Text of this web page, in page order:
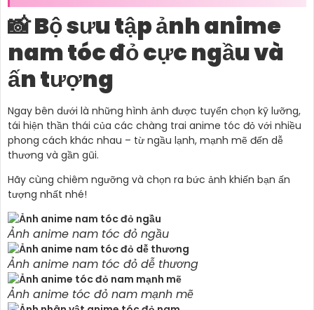
📸 Bộ sưu tập ảnh anime
nam tóc đỏ cực ngầu và
ấn tượng
Ngay bên dưới là những hình ảnh được tuyển chọn kỹ lưỡng,
tái hiện thần thái của các chàng trai anime tóc đỏ với nhiều
phong cách khác nhau – từ ngầu lạnh, mạnh mẽ đến dễ
thương và gần gũi.
Hãy cùng chiêm ngưỡng và chọn ra bức ảnh khiến bạn ấn
tượng nhất nhé!
Ảnh anime nam tóc đỏ ngầu
Ảnh anime nam tóc đỏ dễ thương
Ảnh anime tóc đỏ nam mạnh mẽ